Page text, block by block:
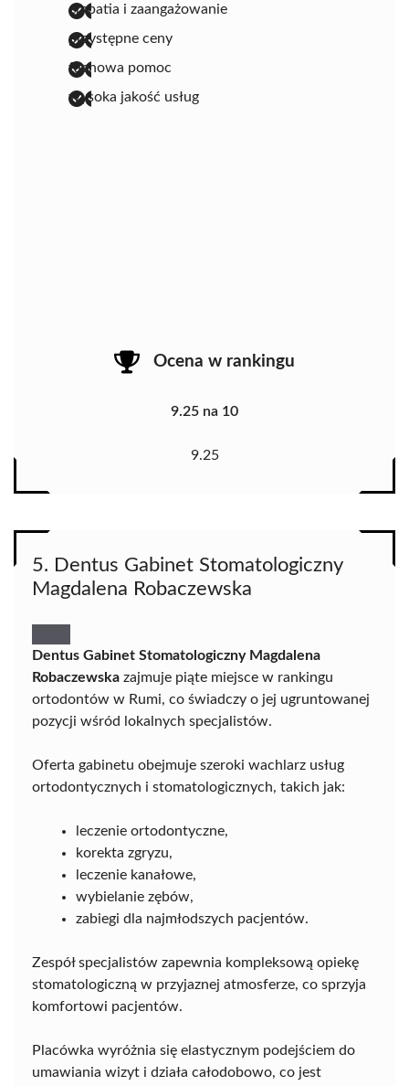
empatia i zaangażowanie
przystępne ceny
fachowa pomoc
wysoka jakość usług
Ocena w rankingu
9.25 na 10
9.25
5. Dentus Gabinet Stomatologiczny
Magdalena Robaczewska
Dentus Gabinet Stomatologiczny Magdalena
Robaczewska zajmuje piąte miejsce w rankingu
ortodontów w Rumi, co świadczy o jej ugruntowanej
pozycji wśród lokalnych specjalistów.
Oferta gabinetu obejmuje szeroki wachlarz usług
ortodontycznych i stomatologicznych, takich jak:
leczenie ortodontyczne,
korekta zgryzu,
leczenie kanałowe,
wybielanie zębów,
zabiegi dla najmłodszych pacjentów.
Zespół specjalistów zapewnia kompleksową opiekę
stomatologiczną w przyjaznej atmosferze, co sprzyja
komfortowi pacjentów.
Placówka wyróżnia się elastycznym podejściem do
umawiania wizyt i działa całodobowo, co jest